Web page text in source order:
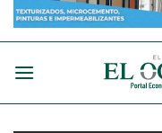
Saltar